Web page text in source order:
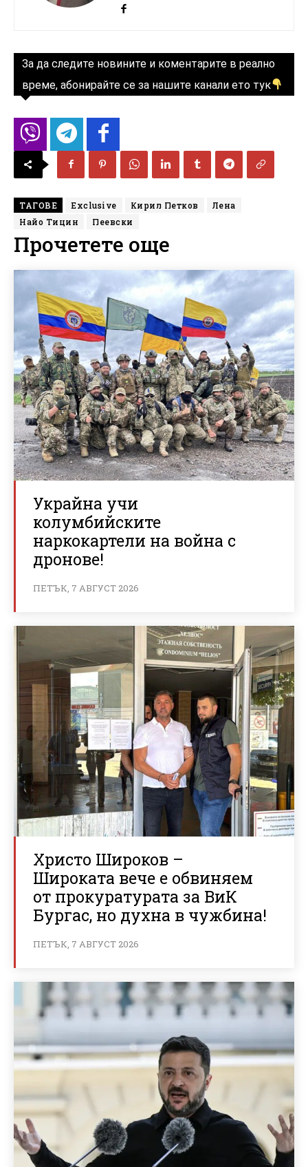
За да следите новините и коментарите в реално
време, абонирайте се за нашите канали ето тук
ТАГОВЕ Exclusive Кирил Петков
Лена
Найо Тицин
Пеевски
Прочетете още
Украйна учи
колумбийските
наркокартели на война с
дронове!
ПЕТЪК, 7 АВГУСТ 2026
Христо Широков –
Широката вече е обвиняем
от прокуратурата за ВиК
Бургас, но духна в чужбина!
ПЕТЪК, 7 АВГУСТ 2026